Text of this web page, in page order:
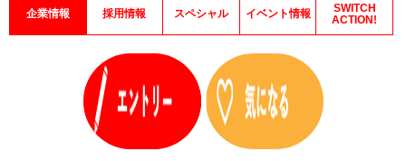
企業情報 採用情報 スペシャル イベント情報
SWITCH
ACTION!